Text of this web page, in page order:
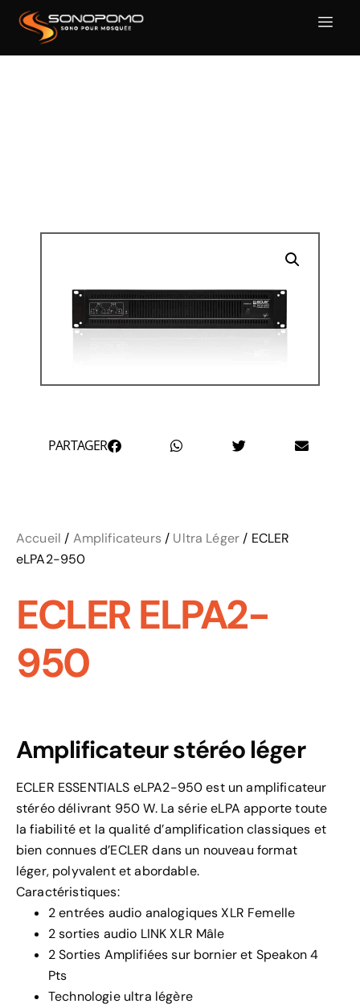
Accueil / Amplificateurs/ Ultra Léger/ ECLER
eLPA2-950
ECLER ELPA2-
950
Amplificateur stéréo léger
ECLER ESSENTIALS eLPA2-950 est un amplificateur
stéréo délivrant 950 W. La série eLPA apporte toute
la fiabilité et la qualité d’amplification classiques et
bien connues d’ECLER dans un nouveau format
léger, polyvalent et abordable.
Caractéristiques:
2 entrées audio analogiques XLR Femelle
2 sorties audio LINK XLR Mâle
2 Sorties Amplifiées sur bornier et Speakon 4
Pts
Technologie ultra légère
PARTAGER